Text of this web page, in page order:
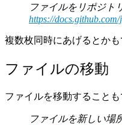
ファイルをリポジト
https://
複数枚同時にあげるとか
ファイルの移動
ファイルを移動することも
ファイルを新しい場